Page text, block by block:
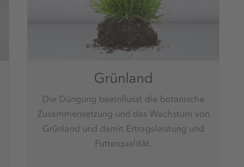
Grünland
Die Düngung beeinflusst die botanische
Zusammensetzung und das Wachstum von
Grünland und damit Ertragsleistung und
Futterqualität.